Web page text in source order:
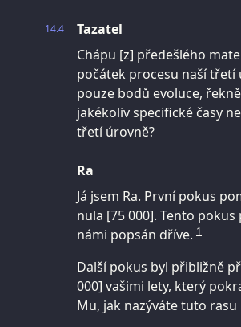
14.4
Tazatel
Chápu [z] předešlého
počátek procesu naší
pouze bodů evoluce,
jakékoliv specifické časy
třetí úrovně?
Ra
Já jsem Ra. První pokus
nula [75 000]. Tento
námi popsán dříve. 1
Další pokus byl přibližně
000] vašimi lety, který
Mu, jak nazýváte tuto